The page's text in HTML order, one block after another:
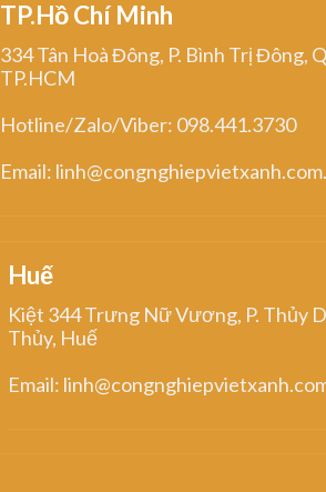
TP.Hồ Chí Minh
334 Tân Hoà Đông, P. Bình Trị Đông,
TP.HCM
Hotline/Zalo/Viber: 098.441.3730
Email:
Huế
Kiệt 344 Trưng Nữ Vương, P. Thủy
Thủy, Huế
Email: